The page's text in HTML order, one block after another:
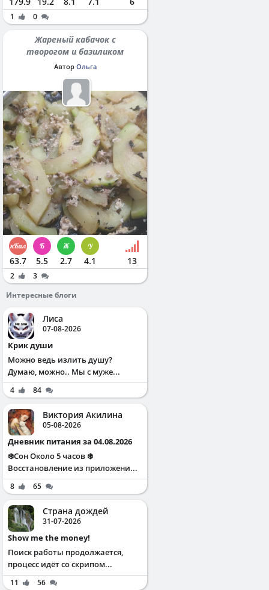
1 0
Жареный кабачок с
творогом и базиликом
Автор Ольга
63.7 5.5 2.7 4.1 13
2
3
Интересные блоги
Лиса
07-08-2026
Крик души
Можно ведь излить душу?
Думаю, можно.. Мы с муже...
4 84
Виктория Акилина
05-08-2026
Дневник питания за 04.08.2026
❄️Сон Около 5 часов ❄️
Восстановление из приложени...
8 65
Страна дождей
31-07-2026
Show me the money!
Поиск работы продолжается,
процесс идёт со скрипом...
11
56